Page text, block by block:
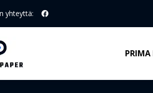
yhteyttä:
PRIMA